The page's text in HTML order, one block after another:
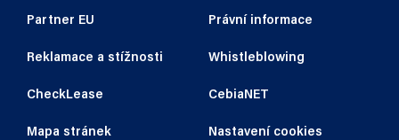
Partner EU Právní informace
Reklamace a stížnosti Whistleblowing
CheckLease CebiaNET
Mapa stránek Nastavení cookies